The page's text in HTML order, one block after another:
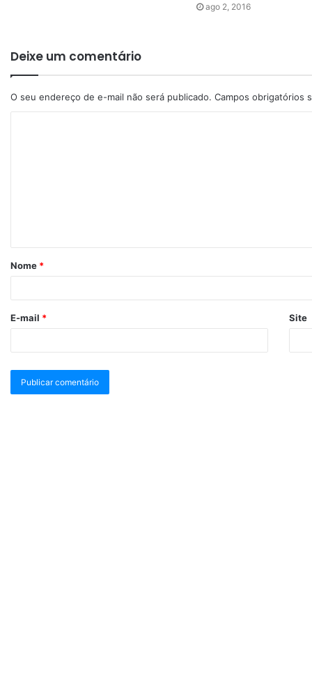
ago 2, 2016
Deixe um comentário
O seu endereço de e-mail não será publicado. Campos obrigatórios
Nome *
E-mail * Site